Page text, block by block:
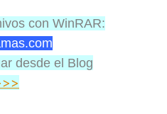
con WinRAR:
desde el Blog